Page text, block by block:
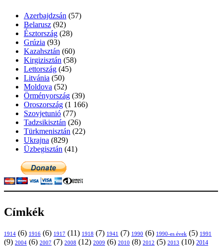
Azerbajdzsán (57)
Belarusz (92)
Észtország (28)
Grúzia (93)
Kazahsztán (60)
Kirgizisztán (58)
Lettország (45)
Litvánia (50)
Moldova (52)
Örményország (39)
Oroszország (1 166)
Szovjetunió (77)
Tadzsikisztán (26)
Türkmenisztán (22)
Ukrajna (829)
Üzbegisztán (41)
Címkék
1914 (6) 1916 (6) 1917 (11) 1918 (7) 1941 (7) 1990 (6) 1990-es évek (5) 1991
(9) 2004 (6) 2007 (7) 2008 (12) 2009 (6) 2010 (8) 2012 (5) 2013 (10) 2014